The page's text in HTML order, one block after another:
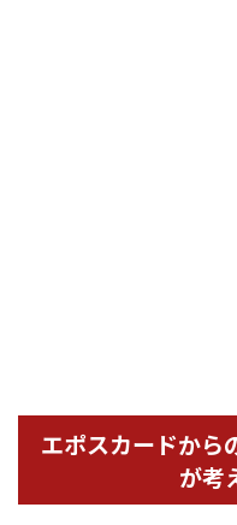
エポスカードから
が考